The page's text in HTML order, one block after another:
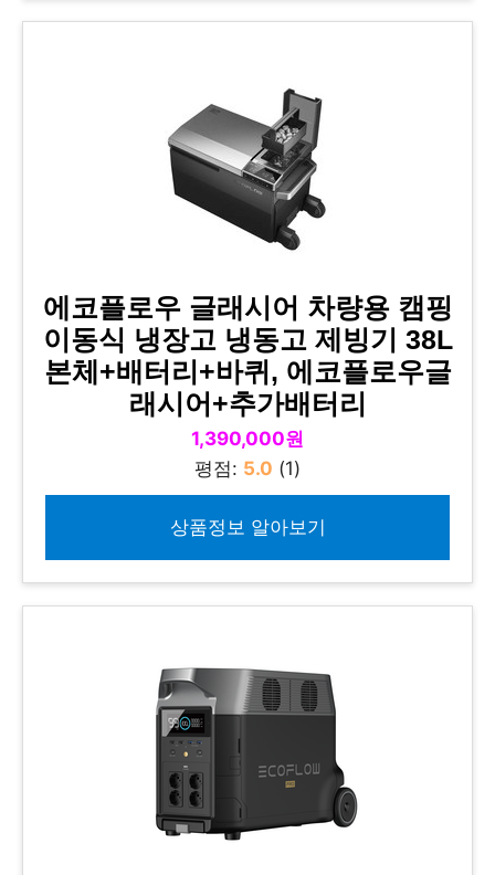
에코플로우 글래시어 차량용 캠핑
이동식 냉장고 냉동고 제빙기 38L
본체+배터리+바퀴, 에코플로우글
래시어+추가배터리
1,390,000원
평점: 5.0 (1)
상품정보 알아보기